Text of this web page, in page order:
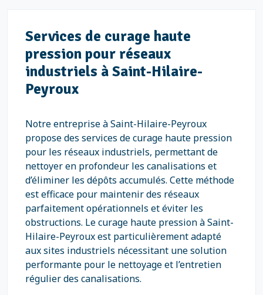
Services de curage haute
pression pour réseaux
industriels à Saint-Hilaire-
Peyroux
Notre entreprise à Saint-Hilaire-Peyroux
propose des services de curage haute pression
pour les réseaux industriels, permettant de
nettoyer en profondeur les canalisations et
d’éliminer les dépôts accumulés. Cette méthode
est efficace pour maintenir des réseaux
parfaitement opérationnels et éviter les
obstructions. Le curage haute pression à Saint-
Hilaire-Peyroux est particulièrement adapté
aux sites industriels nécessitant une solution
performante pour le nettoyage et l’entretien
régulier des canalisations.